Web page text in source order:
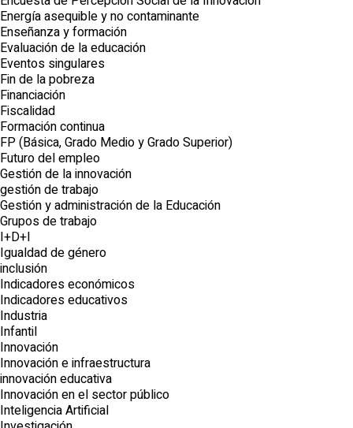
Energía asequible y no contaminante
Enseñanza y formación
Evaluación de la educación
Eventos singulares
Fin de la pobreza
Financiación
Fiscalidad
Formación continua
FP (Básica, Grado Medio y Grado Superior)
Futuro del empleo
Gestión de la innovación
gestión de trabajo
Gestión y administración de la Educación
Grupos de trabajo
I+D+I
Igualdad de género
inclusión
Indicadores económicos
Indicadores educativos
Industria
Infantil
Innovación
Innovación e infraestructura
innovación educativa
Innovación en el sector público
Inteligencia Artificial